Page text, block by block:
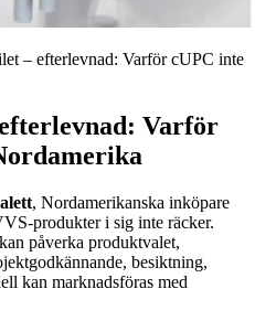
– efterlevnad: Varför cUPC inte
Varför
, Nordamerikanska inköpare
produkter i sig inte räcker.
påverka produktvalet,
besiktning,
kan marknadsföras med